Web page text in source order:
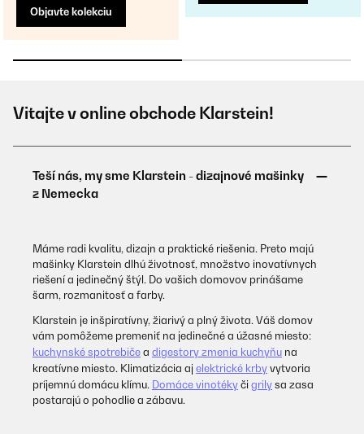
Objavte kolekciu
Vitajte v online obchode Klarstein!
Máme radi kvalitu, dizajn a praktické riešenia. Preto majú
mašinky Klarstein dlhú životnosť, množstvo inovatívnych
riešení a jedinečný štýl. Do vašich domovov prinášame
šarm, rozmanitosť a farby.
Klarstein je inšpiratívny, žiarivý a plný života. Váš domov
vám pomôžeme premeniť na jedinečné a úžasné miesto:
kuchynské spotrebičea digestory zmenia kuchyňu na
kreatívne miesto. Klimatizácia aj elektrické krbyvytvoria
príjemnú domácu klímu. Domáce vinotékyči grilysa zasa
postarajú o pohodlie a zábavu.